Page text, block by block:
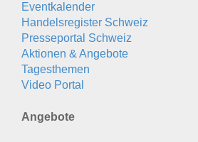
Eventkalender
Handelsregister Schweiz
Presseportal Schweiz
Aktionen & Angebote
Tagesthemen
Video Portal
Angebote